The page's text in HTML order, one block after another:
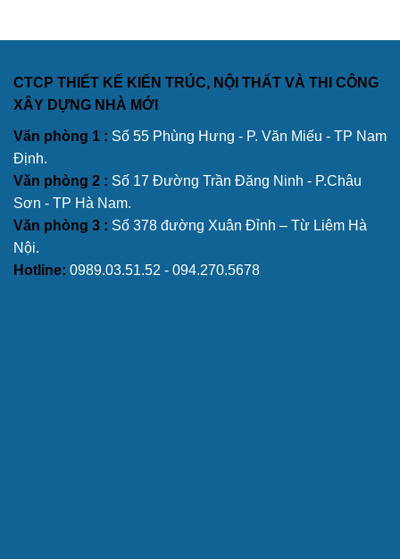
CTCP THIẾT KẾ KIẾN TRÚC, NỘI THẤT VÀ THI CÔNG
XÂY DỰNG NHÀ MỚI
Văn phòng 1 : Số 55 Phùng Hưng - P. Văn Miếu - TP Nam
Định.
Văn phòng 2 : Số 17 Đường Trần Đăng Ninh - P.Châu
Sơn - TP Hà Nam.
Văn phòng 3 : Số 378 đường Xuân Đỉnh – Từ Liêm Hà
Nội.
Hotline: 0989.03.51.52 - 094.270.5678